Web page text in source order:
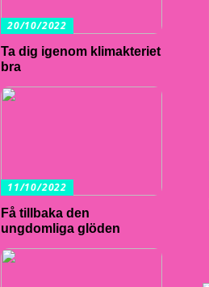
20/10/2022
Ta dig igenom klimakteriet
bra
11/10/2022
Få tillbaka den
ungdomliga glöden